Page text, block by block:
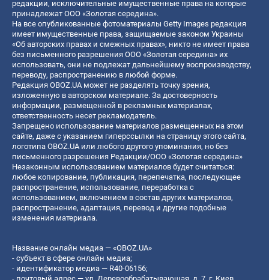
редакции, исключительные имущественные права на которые
принадлежат ООО «Золотая середина».
На все опубликованные фотоматериалы Getty Images редакция
имеет имущественные права, защищаемые законом Украины
«Об авторских правах и смежных правах», никто не имеет права
без письменного разрешения ООО «Золотая середина» их
использовать, они не подлежат дальнейшему воспроизводству,
переводу, распространению в любой форме.
Редакция OBOZ.UA может не разделять точку зрения,
изложенную в авторском материале. За достоверность
информации, размещенной в рекламных материалах,
ответственность несет рекламодатель.
Запрещено использование материалов размещенных на этом
сайте, даже с указанием гиперссылки на страницу этого сайта,
логотипа OBOZ.UA или любого другого упоминания, но без
письменного разрешения Редакции/ООО «Золотая середина»
Незаконным использованием материалов будет считаться:
любое копирование, публикация, перепечатка, последующее
распространение, использование, переработка с
использованием, включением в состав других материалов,
распространение, адаптация, перевод и другие подобные
изменения материала.
Название онлайн медиа — «OBOZ.UA»
- субъект в сфере онлайн медиа;
- идентификатор медиа — R40-06156;